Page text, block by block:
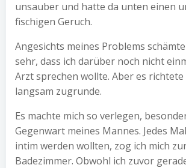
unsauber und hatte da unten einen
fischigen Geruch.
Angesichts meines Problems
sehr, dass ich darüber noch nicht
Arzt sprechen wollte. Aber es
langsam zugrunde.
Es machte mich so verlegen,
Gegenwart meines Mannes. Jedes
intim werden wollten, zog ich mich
Badezimmer. Obwohl ich zuvor